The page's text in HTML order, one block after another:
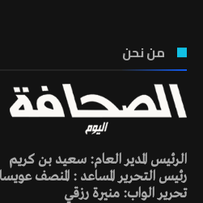
من نحن
الرئيس المدير العام: سعيد بن كريم
رئيس التحرير المساعد : المنصف
تحرير الواب: منيرة رزقي